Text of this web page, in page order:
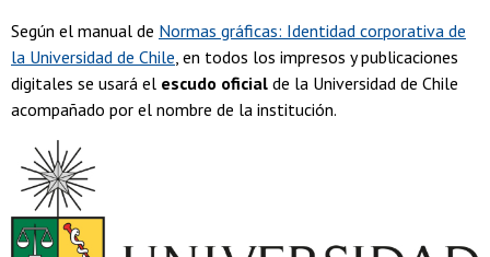
Según el manual de Normas gráficas: Identidad corporativa de
la Universidad de Chile, en todos los impresos y publicaciones
digitales se usará el escudo oficial de la Universidad de Chile
acompañado por el nombre de la institución.